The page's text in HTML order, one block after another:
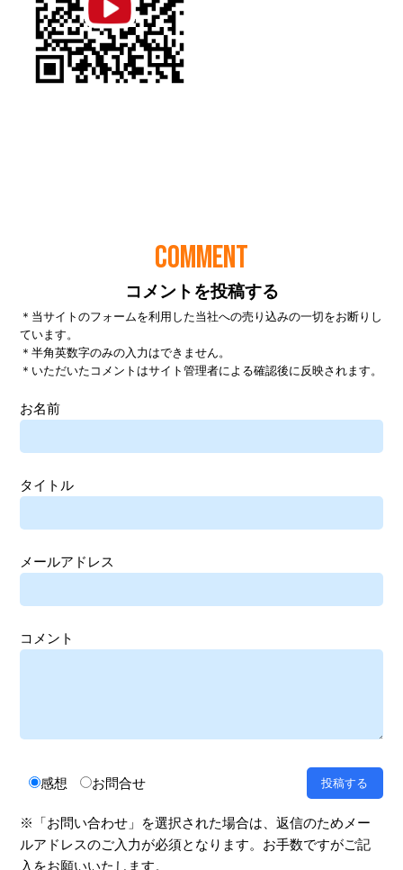
COMMENT
コメントを投稿する
＊当サイトのフォームを利用した当社への売り込みの一切をお断りし
ています。
＊半角英数字のみの入力はできません。
＊いただいたコメントはサイト管理者による確認後に反映されます。
お名前
タイトル
メールアドレス
コメント
感想 お問合せ
※「お問い合わせ」を選択された場合は、返信のためメー
ルアドレスのご入力が必須となります。お手数ですがご記
入をお願いいたします。